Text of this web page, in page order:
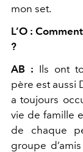
mon set.
L’O :
?
AB : Ils ont
père est aussi
a toujours
vie de famille
de chaque
groupe